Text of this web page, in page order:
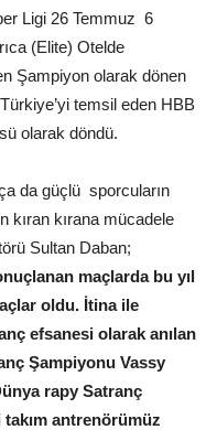
Ligi 26 Temmuz 6
(Elite) Otelde
Şampiyon olarak dönen
temsil eden HBB
olarak döndü.
da güçlü sporcuların
kıran kırana mücadele
Sultan Daban;
maçlarda bu yıl
oldu. İtina ile
efsanesi olarak anılan
Şampiyonu Vassy
rapy Satranç
antrenörümüz